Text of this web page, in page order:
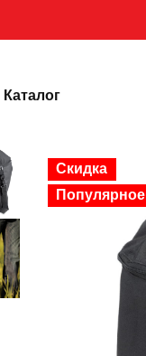
Каталог
Скидка
Популярное